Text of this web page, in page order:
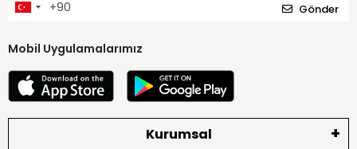
Gönder
Mobil Uygulamalarımız
Kurumsal